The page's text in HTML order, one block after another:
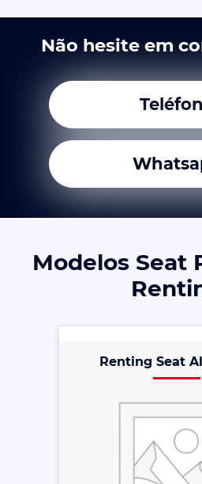
Não hesite em
Modelos Seat
Renting Seat